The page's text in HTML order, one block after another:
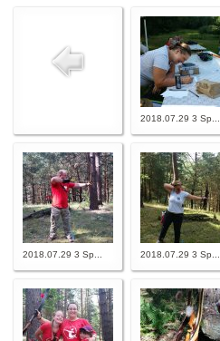
2018.07.29 3 Sp...
2018.07.29 3 Sp... 2018.07.29 3 Sp...